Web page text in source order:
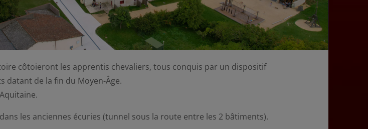
côtoieront les apprentis chevaliers, tous conquis par un dispositif
de la fin du Moyen-Âge.
les anciennes écuries (tunnel sous la route entre les 2 bâtiments).